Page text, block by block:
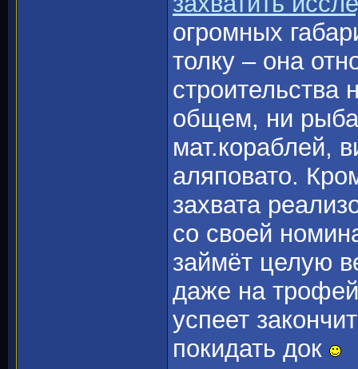
огромных
толку – она
строительства
общем, ни
мат.кораблей,
аляповато.
захвата
со своей
займёт целую
даже на трофей
успеет
покидать док